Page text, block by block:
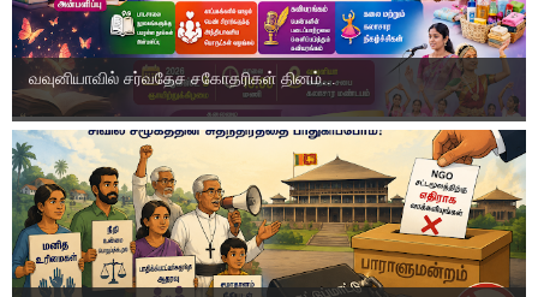
வவுனியாவில் சர்வதேச சகோதரிகள் தினம்...